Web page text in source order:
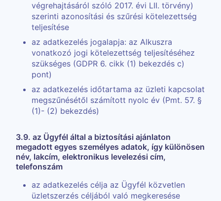
végrehajtásáról szóló 2017. évi LII. törvény)
szerinti azonosítási és szűrési kötelezettség
teljesítése
az adatkezelés jogalapja: az Alkuszra
vonatkozó jogi kötelezettség teljesítéséhez
szükséges (GDPR 6. cikk (1) bekezdés c)
pont)
az adatkezelés időtartama az üzleti kapcsolat
megszűnésétől számított nyolc év (Pmt. 57. §
(1)- (2) bekezdés)
3.9. az Ügyfél által a biztosítási ajánlaton
megadott egyes személyes adatok, így különösen
név, lakcím, elektronikus levelezési cím,
telefonszám
az adatkezelés célja az Ügyfél közvetlen
üzletszerzés céljából való megkeresése